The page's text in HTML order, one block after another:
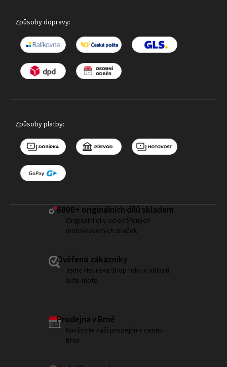
Způsoby dopravy:
Způsoby platby:
6000+ ​originálních dílů skladem
Originální díly od ověřených
motokrosových značek
Ověřeno zákazníky
Jsme Heureka Shop roku v oblasti
auto-moto
Prodejna v Brně
Navštivte naši prodejnu v centru
Brna